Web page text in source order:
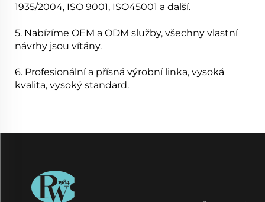
1935/2004, ISO 9001, ISO45001 a další.
5. Nabízíme OEM a ODM služby, všechny vlastní
návrhy jsou vítány.
6. Profesionální a přísná výrobní linka, vysoká
kvalita, vysoký standard.